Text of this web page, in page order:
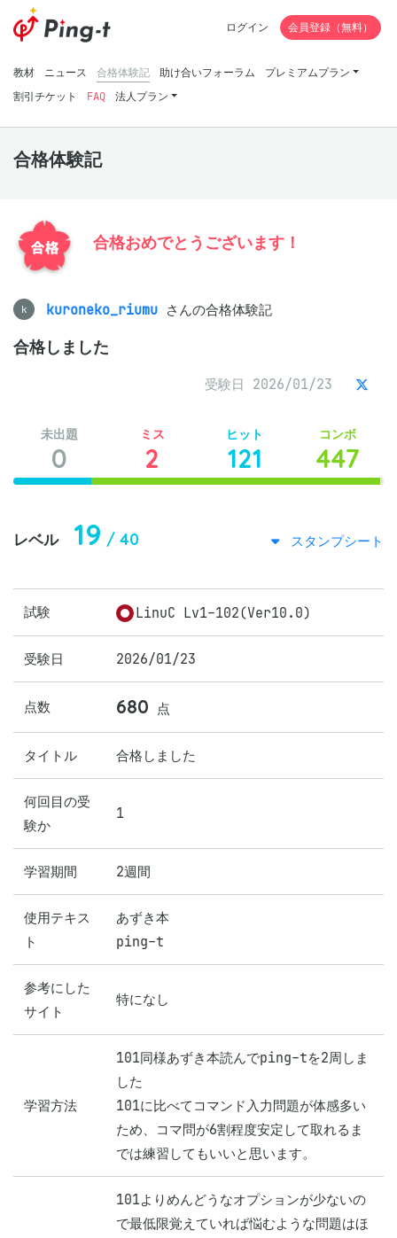
教材 ニュース 合格体験記 助け合いフォーラム
プレミアムプラン
割引チケット
FAQ 法人プラン
ログイン 会員登録（無料）
合格体験記
合格おめでとうございます！
k kuroneko_riumu さんの合格体験記
合格しました
受験日 2026/01/23
未出題
0
ミス
2
ヒット
121
コンボ
447
レベル 19 / 40 スタンプシート
試験 LinuC Lv1-102(Ver10.0)
受験日 2026/01/23
点数 680 点
タイトル 合格しました
何回目の受
験か
1
学習期間 2週間
使用テキス
ト
あずき本
ping-t
参考にした
サイト
特になし
学習方法
101同様あずき本読んでping-tを2周しま
した
101に比べてコマンド入力問題が体感多い
ため、コマ問が6割程度安定して取れるま
では練習してもいいと思います。
101よりめんどうなオプションが少ないの
で最低限覚えていれば悩むような問題はほ